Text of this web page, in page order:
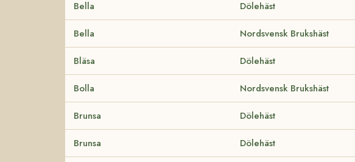
Bella Dölehäst
Bella Nordsvensk Brukshäst
Bläsa Dölehäst
Bolla Nordsvensk Brukshäst
Brunsa Dölehäst
Brunsa Dölehäst